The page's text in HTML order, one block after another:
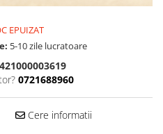
EPUIZAT
5-10 zile lucratoare
0721688960
Cere informatii